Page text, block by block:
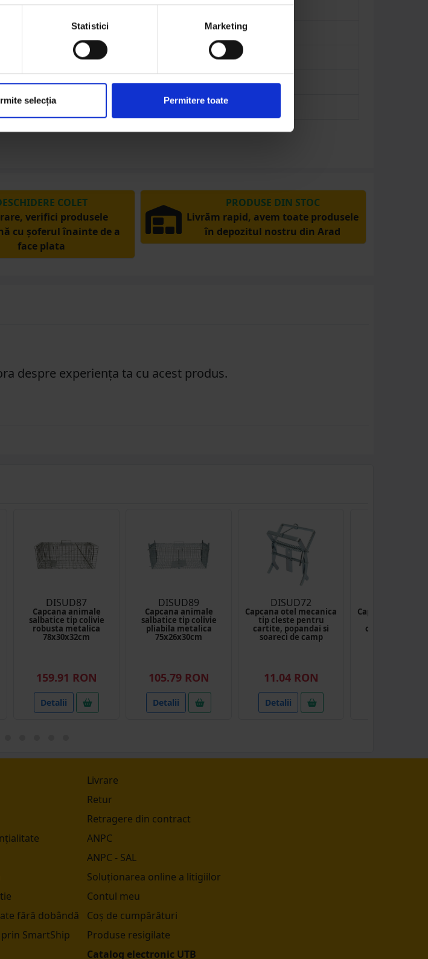
Statistici Marketing
selecția Permitere toate
400 x 42 x 36 mm
PP de densitate mare
12 - 22 - 36 mm
verde
COLET
verifici produsele
cu șoferul înainte de a
face plata
PRODUSE DIN STOC
Livrăm rapid, avem toate produsele
în depozitul nostru din Arad
despre experiența ta cu acest produs.
DISUD87
Capcana animale
salbatice tip colivie
robusta metalica
78x30x32cm
159.91 RON
Detalii
DISUD89
Capcana animale
salbatice tip colivie
pliabila metalica
75x26x30cm
105.79 RON
Detalii
DISUD72
Capcana otel mecanica
tip cleste pentru
cartite, popandai si
soareci de camp
11.04 RON
Detalii
Capcana otel
cartite,
fără dobândă
SmartShip
Livrare
Retur
Retragere din contract
ANPC
ANPC - SAL
Soluționarea online a litigiilor
Contul meu
Coș de cumpărături
Produse resigilate
Catalog electronic UTB